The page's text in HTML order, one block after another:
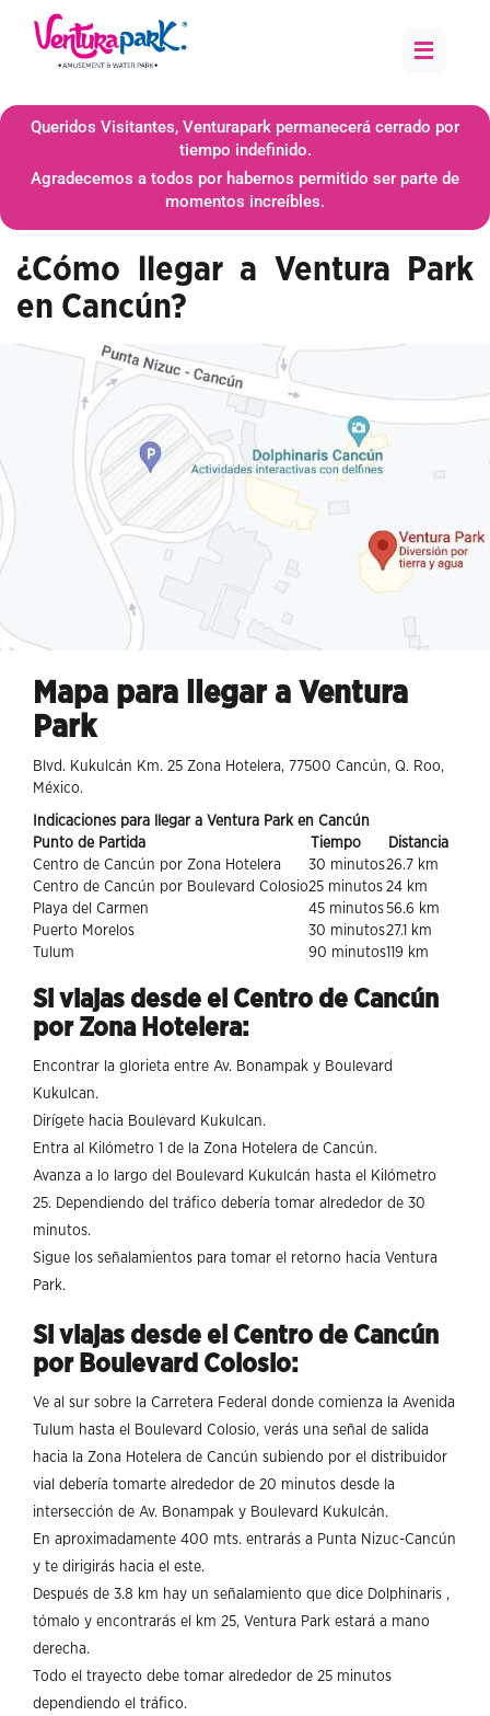
≡
Queridos Visitantes, Venturapark permanecerá cerrado por
tiempo indefinido.
Agradecemos a todos por habernos permitido ser parte de
momentos increíbles.
¿Cómo llegar a Ventura Park
en Cancún?
Mapa para llegar a Ventura
Park
Blvd. Kukulcán Km. 25 Zona Hotelera, 77500 Cancún, Q. Roo,
México.
Indicaciones para llegar a Ventura Park en Cancún
Punto de Partida
Tiempo
Distancia
Centro de Cancún por Zona Hotelera
30 minutos26.7 km
Centro de Cancún por Boulevard Colosio25 minutos 24 km
Playa del Carmen
45 minutos56.6 km
Puerto Morelos
30 minutos27.1 km
Tulum
90 minutos119 km
Si viajas desde el Centro de Cancún
por Zona Hotelera:
Encontrar la glorieta entre Av. Bonampak y Boulevard
Kukulcan.
Dirígete hacia Boulevard Kukulcan.
Entra al Kilómetro 1 de la Zona Hotelera de Cancún.
Avanza a lo largo del Boulevard Kukulcán hasta el Kilómetro
25. Dependiendo del tráfico debería tomar alrededor de 30
minutos.
Sigue los señalamientos para tomar el retorno hacia Ventura
Park.
Si viajas desde el Centro de Cancún
por Boulevard Colosio:
Ve al sur sobre la Carretera Federal donde comienza la Avenida
Tulum hasta el Boulevard Colosio, verás una señal de salida
hacia la Zona Hotelera de Cancún subiendo por el distribuidor
vial debería tomarte alrededor de 20 minutos desde la
intersección de Av. Bonampak y Boulevard Kukulcán.
En aproximadamente 400 mts. entrarás a Punta Nizuc-Cancún
y te dirigirás hacia el este.
Después de 3.8 km hay un señalamiento que dice Dolphinaris ,
tómalo y encontrarás el km 25, Ventura Park estará a mano
derecha.
Todo el trayecto debe tomar alrededor de 25 minutos
dependiendo el tráfico.